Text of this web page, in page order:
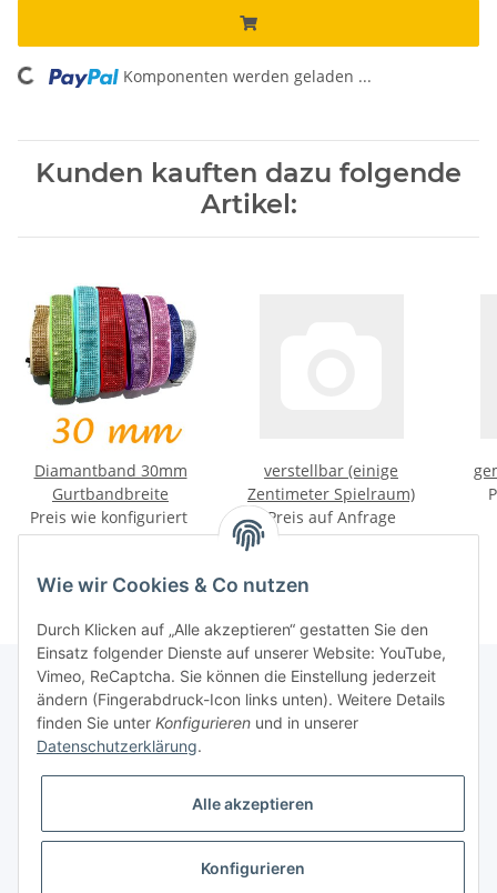
Loading... Komponenten werden geladen ...
Kunden kauften dazu folgende
Artikel:
Diamantband 30mm
Gurtbandbreite
Preis wie konfiguriert
verstellbar (einige
Zentimeter Spielraum)
Preis auf Anfrage
Informationen
Galerie
Wie wir Cookies & Co nutzen
Durch Klicken auf „Alle akzeptieren“ gestatten Sie den
Einsatz folgender Dienste auf unserer Website: YouTube,
Vimeo, ReCaptcha. Sie können die Einstellung jederzeit
ändern (Fingerabdruck-Icon links unten). Weitere Details
finden Sie unter Konfigurieren und in unserer
Datenschutzerklärung.
Alle akzeptieren
Konfigurieren